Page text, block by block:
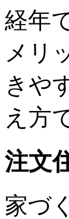
経年
メリ
きや
え方
注文
家づ